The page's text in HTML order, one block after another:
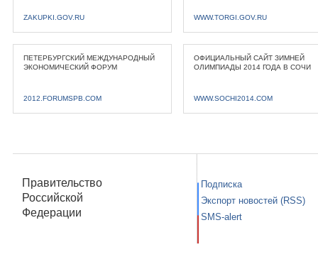
ZAKUPKI.GOV.RU WWW.TORGI.GOV.RU
ПЕТЕРБУРГСКИЙ МЕЖДУНАРОДНЫЙ
ЭКОНОМИЧЕСКИЙ ФОРУМ
2012.FORUMSPB.COM
ОФИЦИАЛЬНЫЙ САЙТ ЗИМНЕЙ
ОЛИМПИАДЫ 2014 ГОДА В СОЧИ
WWW.SOCHI2014.COM
Правительство
Российской
Федерации
Подписка
Экспорт новостей (RSS)
SMS-alert